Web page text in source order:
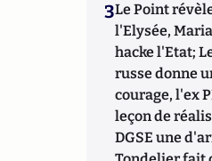
3Le Point
l'Elysée,
hacke l'Etat;
russe donne
courage, l'ex
leçon de
DGSE une